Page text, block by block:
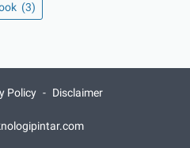
(3)
Policy Disclaimer